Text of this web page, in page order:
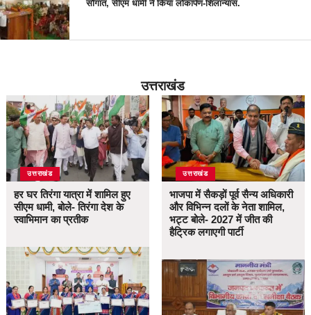
सौगात, सीएम धामी ने किया लोकार्पण-शिलान्यास.
उत्तराखंड
उत्तराखंड
हर घर तिरंगा यात्रा में शामिल हुए
सीएम धामी, बोले- तिरंगा देश के
स्वाभिमान का प्रतीक
उत्तराखंड
भाजपा में सैकड़ों पूर्व सैन्य अधिकारी
और विभिन्न दलों के नेता शामिल,
भट्ट बोले- 2027 में जीत की
हैट्रिक लगाएगी पार्टी